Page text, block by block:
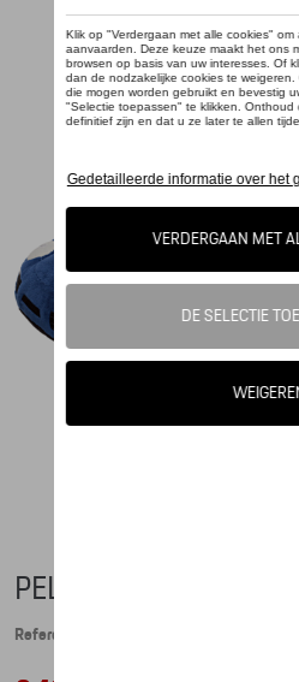
PELUCHE 911
Referentie: WAP0400020E